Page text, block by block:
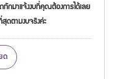
กมาแจ้งงบที่คุณต้องการได้เลย
ดตามงบจริงค่ะ
ด